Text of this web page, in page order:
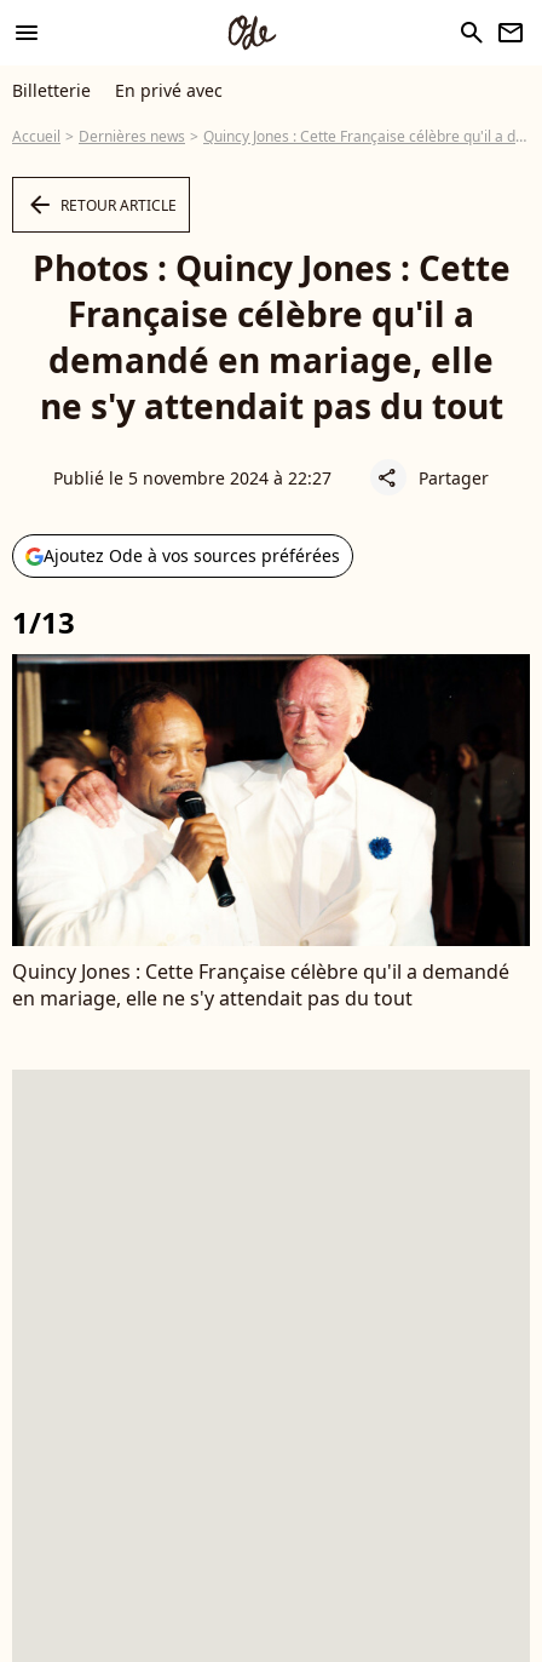
menu search newsletter
Billetterie En privé avec
Accueil Dernières news Quincy Jones : Cette Française célèbre qu'il a demandé en mariage, elle ne s'y attendait pas du tout
arrow_left RETOUR ARTICLE
Photos : Quincy Jones : Cette
Française célèbre qu'il a
demandé en mariage, elle
ne s'y attendait pas du tout
Publié le 5 novembre 2024 à 22:27 share Partager
Ajoutez Ode à vos sources préférées
1/13
Quincy Jones : Cette Française célèbre qu'il a demandé
en mariage, elle ne s'y attendait pas du tout